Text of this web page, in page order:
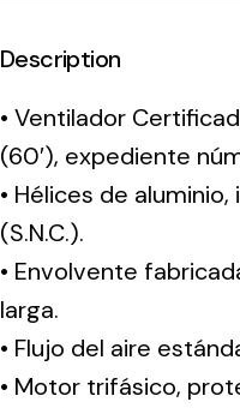
Description
• Ventilador
(60′), expediente
• Hélices de
(S.N.C.).
• Envolvente
larga.
• Flujo del aire
• Motor trifásico,